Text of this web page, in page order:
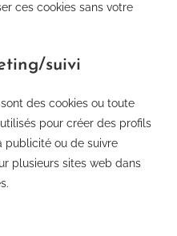
ces cookies sans votre
suivi
des cookies ou toute
pour créer des profils
publicité ou de suivre
plusieurs sites web dans